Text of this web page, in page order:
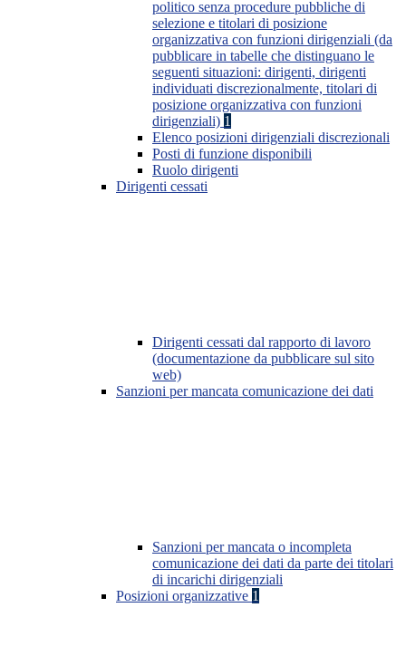
politico senza procedure pubbliche di
selezione e titolari di posizione
organizzativa con funzioni dirigenziali (da
pubblicare in tabelle che distinguano le
seguenti situazioni: dirigenti, dirigenti
individuati discrezionalmente, titolari di
posizione organizzativa con funzioni
dirigenziali) 1
Elenco posizioni dirigenziali discrezionali
Posti di funzione disponibili
Ruolo dirigenti
Dirigenti cessati
Dirigenti cessati dal rapporto di lavoro
(documentazione da pubblicare sul sito
web)
Sanzioni per mancata comunicazione dei dati
Sanzioni per mancata o incompleta
comunicazione dei dati da parte dei titolari
di incarichi dirigenziali
Posizioni organizzative 1